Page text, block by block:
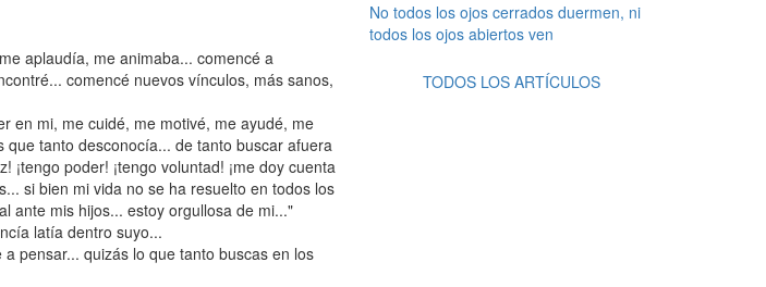
aplaudía, me animaba... comencé a
comencé nuevos vínculos, más sanos,
en mi, me cuidé, me motivé, me ayudé, me
tanto desconocía... de tanto buscar afuera
poder! ¡tengo voluntad! ¡me doy cuenta
si bien mi vida no se ha resuelto en todos los
ante mis hijos... estoy orgullosa de mi..."
latía dentro suyo...
pensar... quizás lo que tanto buscas en los
No todos los ojos cerrados duermen, ni
todos los ojos abiertos ven
TODOS LOS ARTÍCULOS